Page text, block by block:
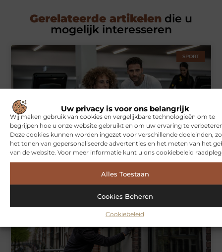
Uw privacy is voor ons belangrijk
Wij maken gebruik van cookies en vergelijkbare technologieën om te
begrijpen hoe u onze website gebruikt en om uw ervaring te
Deze cookies kunnen worden ingezet voor verschillende doeleinden,
het tonen van gepersonaliseerde advertenties en het meten van het
van de website. Voor meer informatie kunt u ons cookiebeleid
Alles Toestaan
Cookies Beheren
Cookiebeleid
Gerelateerde artikelen die u
mogelijk interesseren
SPORT
Symbiont360: Innovatieve EMS-training in Utrecht voor een
effectieve workout